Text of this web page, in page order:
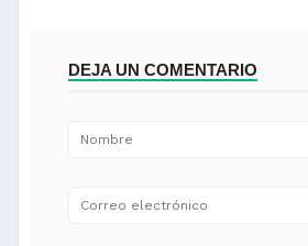
DEJA UN COMENTARIO